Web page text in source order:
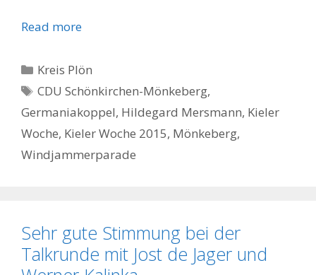
Read more
Kategorien
Kreis Plön
Schlagwörter
CDU Schönkirchen-Mönkeberg,
Germaniakoppel, Hildegard Mersmann, Kieler
Woche, Kieler Woche 2015, Mönkeberg,
Windjammerparade
Sehr gute Stimmung bei der
Talkrunde mit Jost de Jager und